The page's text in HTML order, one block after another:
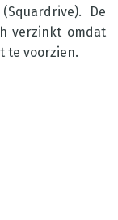
De
verzinkt omdat
te voorzien.